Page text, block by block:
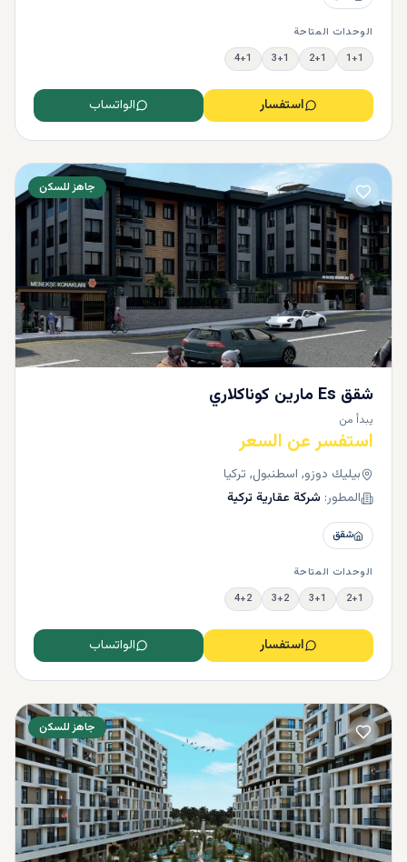
الوحدات المتاحة
1+1
2+1
3+1
4+1
استفسار الواتساب
جاهز للسكن
شقق Es مارين كوناكلاري
يبدأ من
استفسر عن السعر
بيليك دوزو, اسطنبول, تركيا
المطور: شركة عقارية تركية
شقق
الوحدات المتاحة
2+1
3+1
3+2
4+2
استفسار الواتساب
جاهز للسكن